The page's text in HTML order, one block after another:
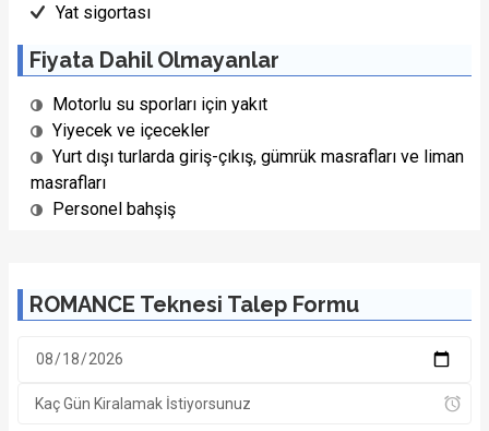
Yat sigortası
Fiyata Dahil Olmayanlar
Motorlu su sporları için yakıt
Yiyecek ve içecekler
Yurt dışı turlarda giriş-çıkış, gümrük masrafları ve liman
masrafları
Personel bahşiş
ROMANCE Teknesi Talep Formu